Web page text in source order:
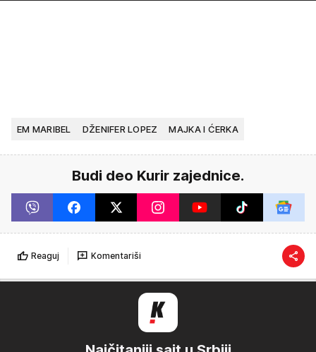
EM MARIBEL DŽENIFER LOPEZ MAJKA I ĆERKA
Budi deo Kurir zajednice.
Reaguj Komentariši